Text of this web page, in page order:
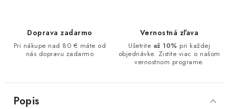
Doprava zadarmo
Pri nákupe nad 80 € máte od
nás dopravu zadarmo
Vernostná zľava
Ušetrite až 10% pri každej
objednávke. Zistite viac o našom
vernostnom programe.
Popis